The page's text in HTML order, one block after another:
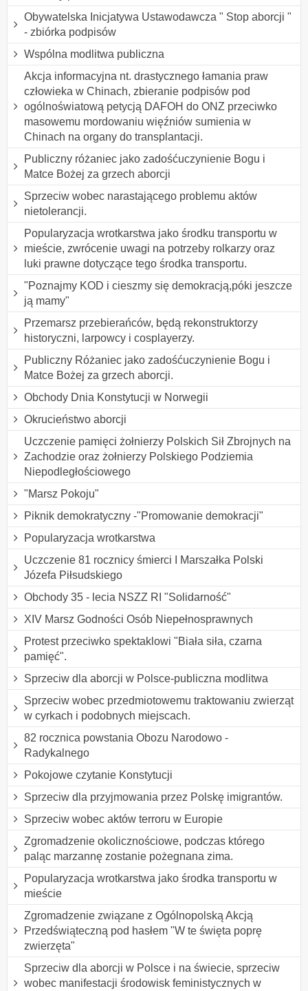
Obywatelska Inicjatywa Ustawodawcza " Stop aborcji "
- zbiórka podpisów
Wspólna modlitwa publiczna
Akcja informacyjna nt. drastycznego łamania praw
człowieka w Chinach, zbieranie podpisów pod
ogólnoświatową petycją DAFOH do ONZ przeciwko
masowemu mordowaniu więźniów sumienia w
Chinach na organy do transplantacji.
Publiczny różaniec jako zadośćuczynienie Bogu i
Matce Bożej za grzech aborcji
Sprzeciw wobec narastającego problemu aktów
nietolerancji.
Popularyzacja wrotkarstwa jako środku transportu w
mieście, zwrócenie uwagi na potrzeby rolkarzy oraz
luki prawne dotyczące tego środka transportu.
"Poznajmy KOD i cieszmy się demokracją,póki jeszcze
ją mamy"
Przemarsz przebierańców, będą rekonstruktorzy
historyczni, larpowcy i cosplayerzy.
Publiczny Różaniec jako zadośćuczynienie Bogu i
Matce Bożej za grzech aborcji.
Obchody Dnia Konstytucji w Norwegii
Okrucieństwo aborcji
Uczczenie pamięci żołnierzy Polskich Sił Zbrojnych na
Zachodzie oraz żołnierzy Polskiego Podziemia
Niepodległościowego
"Marsz Pokoju"
Piknik demokratyczny -"Promowanie demokracji"
Popularyzacja wrotkarstwa
Uczczenie 81 rocznicy śmierci I Marszałka Polski
Józefa Piłsudskiego
Obchody 35 - lecia NSZZ RI "Solidarność"
XIV Marsz Godności Osób Niepełnosprawnych
Protest przeciwko spektaklowi "Biała siła, czarna
pamięć".
Sprzeciw dla aborcji w Polsce-publiczna modlitwa
Sprzeciw wobec przedmiotowemu traktowaniu zwierząt
w cyrkach i podobnych miejscach.
82 rocznica powstania Obozu Narodowo -
Radykalnego
Pokojowe czytanie Konstytucji
Sprzeciw dla przyjmowania przez Polskę imigrantów.
Sprzeciw wobec aktów terroru w Europie
Zgromadzenie okolicznościowe, podczas którego
paląc marzannę zostanie pożegnana zima.
Popularyzacja wrotkarstwa jako środka transportu w
mieście
Zgromadzenie związane z Ogólnopolską Akcją
Przedświąteczną pod hasłem "W te święta poprę
zwierzęta"
Sprzeciw dla aborcji w Polsce i na świecie, sprzeciw
wobec manifestacji środowisk feministycznych w